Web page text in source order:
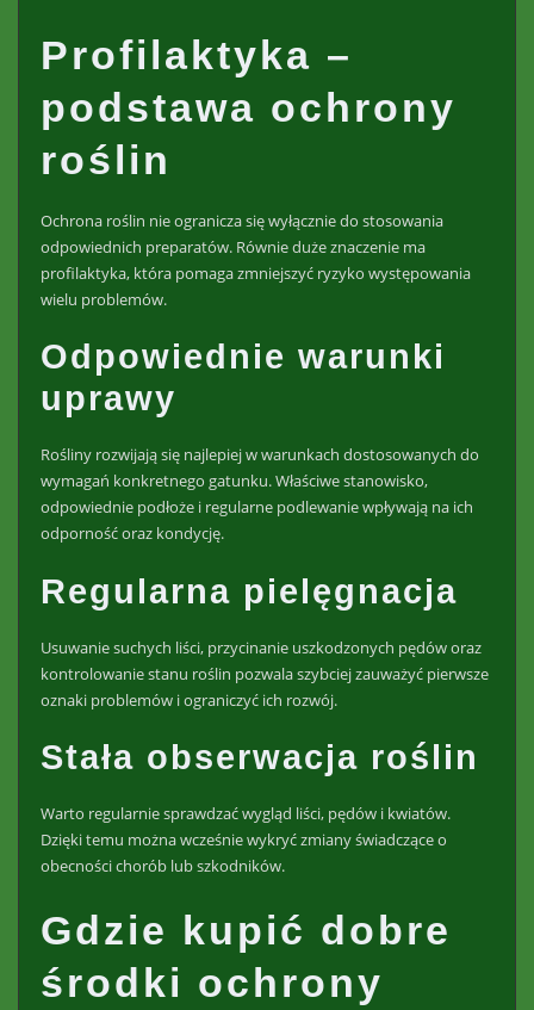
Profilaktyka –
podstawa ochrony
roślin
Ochrona roślin nie ogranicza się wyłącznie do stosowania
odpowiednich preparatów. Równie duże znaczenie ma
profilaktyka, która pomaga zmniejszyć ryzyko występowania
wielu problemów.
Odpowiednie warunki
uprawy
Rośliny rozwijają się najlepiej w warunkach dostosowanych do
wymagań konkretnego gatunku. Właściwe stanowisko,
odpowiednie podłoże i regularne podlewanie wpływają na ich
odporność oraz kondycję.
Regularna pielęgnacja
Usuwanie suchych liści, przycinanie uszkodzonych pędów oraz
kontrolowanie stanu roślin pozwala szybciej zauważyć pierwsze
oznaki problemów i ograniczyć ich rozwój.
Stała obserwacja roślin
Warto regularnie sprawdzać wygląd liści, pędów i kwiatów.
Dzięki temu można wcześnie wykryć zmiany świadczące o
obecności chorób lub szkodników.
Gdzie kupić dobre
środki ochrony